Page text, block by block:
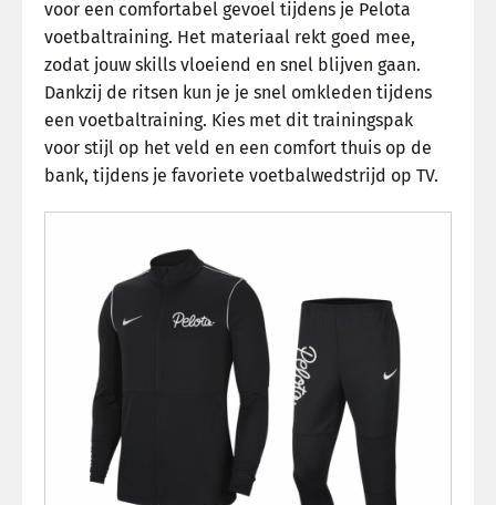
voor een comfortabel gevoel tijdens je Pelota
voetbaltraining. Het materiaal rekt goed mee,
zodat jouw skills vloeiend en snel blijven gaan.
Dankzij de ritsen kun je je snel omkleden tijdens
een voetbaltraining. Kies met dit trainingspak
voor stijl op het veld en een comfort thuis op de
bank, tijdens je favoriete voetbalwedstrijd op TV.